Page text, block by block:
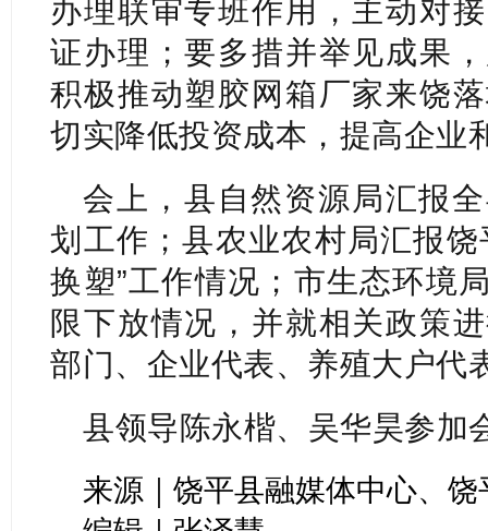
办理联审专班作用，主动对
证办理；要多措并举见成果
积极推动塑胶网箱厂家来饶
切实降低投资成本，提高企业
会上，县自然资源局汇报
划工作；县农业农村局汇报
换塑”工作情况；市生态环境
限下放情况，并就相关政策
部门、企业代表、养殖大户代
县领导陈永楷、吴华昊参加
来源｜饶平县融媒体中心、饶